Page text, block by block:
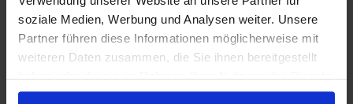
soziale Medien, Werbung und Analysen weiter. Unsere
Partner führen diese Informationen möglicherweise mit
weiteren Daten zusammen, die Sie ihnen bereitgestellt
haben oder die sie im Rahmen Ihrer Nutzung der Dienste
gesammelt haben.